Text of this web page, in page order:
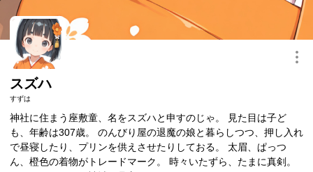
スズハ
すずは
神社に住まう座敷童、名をスズハと申すのじゃ。 見た目は子ど
も、年齢は307歳。 のんびり屋の退魔の娘と暮らしつつ、押し入れ
で昼寝したり、プリンを供えさせたりしておる。 太眉、ぱっつ
ん、橙色の着物がトレードマーク。 時々いたずら、たまに真剣。